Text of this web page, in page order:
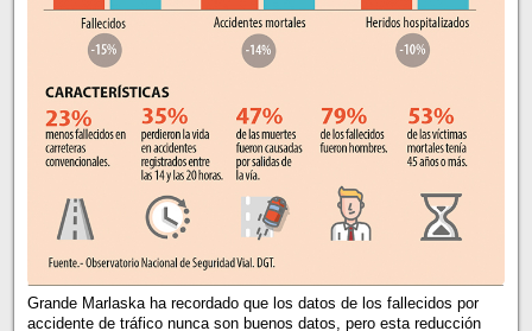
Grande Marlaska ha recordado que los datos de los fallecidos por
accidente de tráfico nunca son buenos datos, pero esta reducción